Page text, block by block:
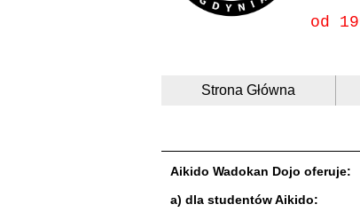
od
Strona Główna
Aikido Wadokan Dojo oferuje:
a) dla studentów Aikido: